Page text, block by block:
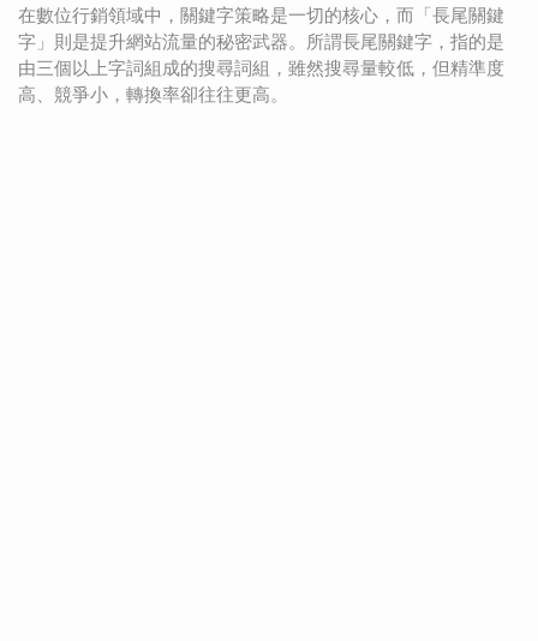
在數位行銷領域中，關鍵字策略是一切的核心，而「長尾關鍵
字」則是提升網站流量的秘密武器。所謂長尾關鍵字，指的是
由三個以上字詞組成的搜尋詞組，雖然搜尋量較低，但精準度
高、競爭小，轉換率卻往往更高。